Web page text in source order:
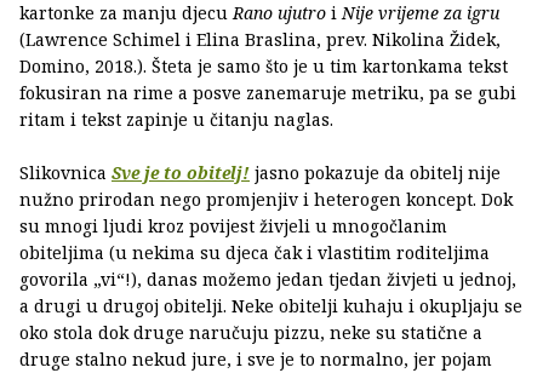
kartonke za manju djecuRano ujutro iNije vrijeme za igru
(Lawrence Schimel i Elina Braslina, prev. Nikolina Židek,
Domino, 2018.). Šteta je samo što je u tim kartonkama tekst
fokusiran na rime a posve zanemaruje metriku, pa se gubi
ritam i tekst zapinje u čitanju naglas.
Slikovnica Sve je to obitelj! jasno pokazuje da obitelj nije
nužno prirodan nego promjenjiv i heterogen koncept. Dok
su mnogi ljudi kroz povijest živjeli u mnogočlanim
obiteljima (u nekima su djeca čak i vlastitim roditeljima
govorila „vi“!), danas možemo jedan tjedan živjeti u jednoj,
a drugi u drugoj obitelji. Neke obitelji kuhaju i okupljaju se
oko stola dok druge naručuju pizzu, neke su statične a
druge stalno nekud jure, i sve je to normalno, jer pojam